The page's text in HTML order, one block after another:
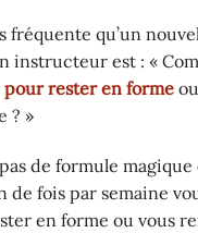
fréquente qu’un
instructeur est : «
pour rester en forme
? »
de formule
de fois par semaine
en forme ou vous